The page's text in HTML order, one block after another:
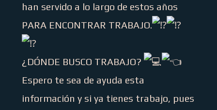
han servido a lo largo de estos años
PARA ENCONTRAR TRABAJO.
¿DÓNDE BUSCO TRABAJO?
Espero te sea de ayuda esta
información y si ya tienes trabajo, pues